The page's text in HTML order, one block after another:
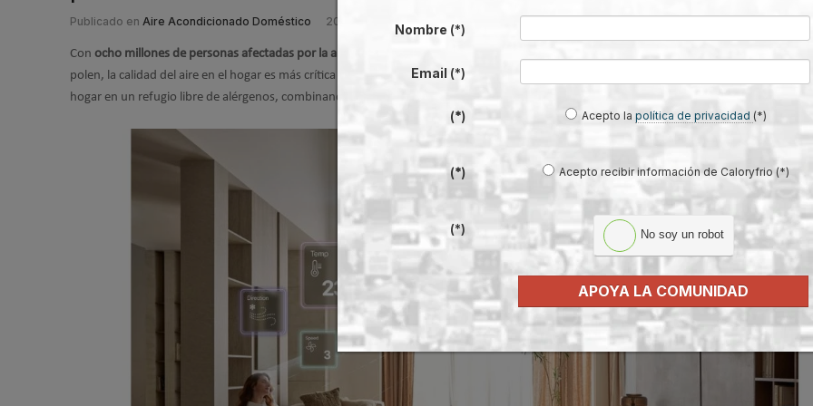
Publicado en Aire Acondicionado Doméstico 20 May 2026
Con ocho millones de personas afectadas por la alergia al polen en España
polen, la calidad del aire en el hogar es más crítica que nunca.
LGofrece soluciones de climatización avanzadas diseñadas para transformar
hogar en un refugio libre de alérgenos, combinando tecnología de filtración de vanguardia con eficiencia energética y durabilidad.
Nombre (*)
Email (*)
(*) Acepto lapolítica de privacidad (*)
(*) Acepto recibir información de Caloryfrio (*)
(*) No soy un robot
APOYA LA COMUNIDAD